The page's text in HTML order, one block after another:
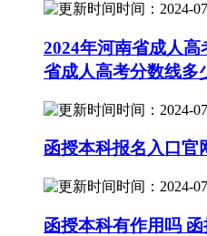
时间：2024-
2024年河南省成人
省成人高考分数线多
时间：2024-
函授本科报名入口官
时间：2024-
函授本科有作用吗